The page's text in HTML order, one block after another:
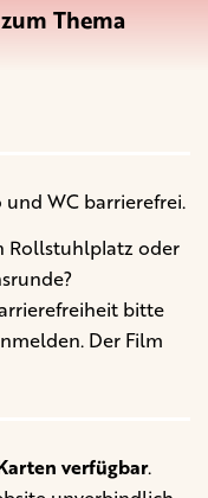
Thema
und WC barrierefrei.
Rollstuhlplatz oder
bitte
Der Film
verfügbar.